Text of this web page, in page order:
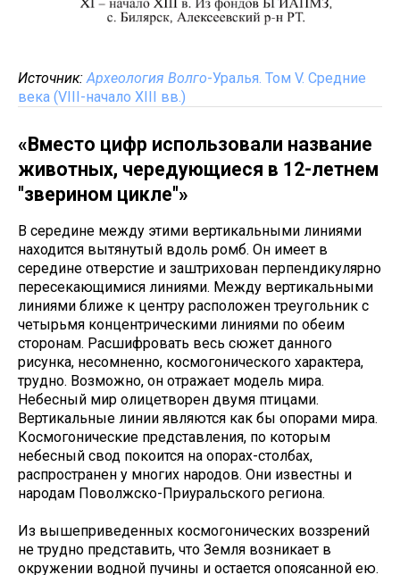
Источник: Археология Волго-Уралья. Том V. Средние
века (VIII-начало XIII вв.)
«Вместо цифр использовали название
животных, чередующиеся в 12-летнем
"зверином цикле"»
В середине между этими вертикальными линиями
находится вытянутый вдоль ромб. Он имеет в
середине отверстие и заштрихован перпендикулярно
пересекающимися линиями. Между вертикальными
линиями ближе к центру расположен треугольник с
четырьмя концентрическими линиями по обеим
сторонам. Расшифровать весь сюжет данного
рисунка, несомненно, космогонического характера,
трудно. Возможно, он отражает модель мира.
Небесный мир олицетворен двумя птицами.
Вертикальные линии являются как бы опорами мира.
Космогонические представления, по которым
небесный свод покоится на опорах-столбах,
распространен у многих народов. Они известны и
народам Поволжско-Приуральского региона.
Из вышеприведенных космогонических воззрений
не трудно представить, что Земля возникает в
окружении водной пучины и остается опоясанной ею.